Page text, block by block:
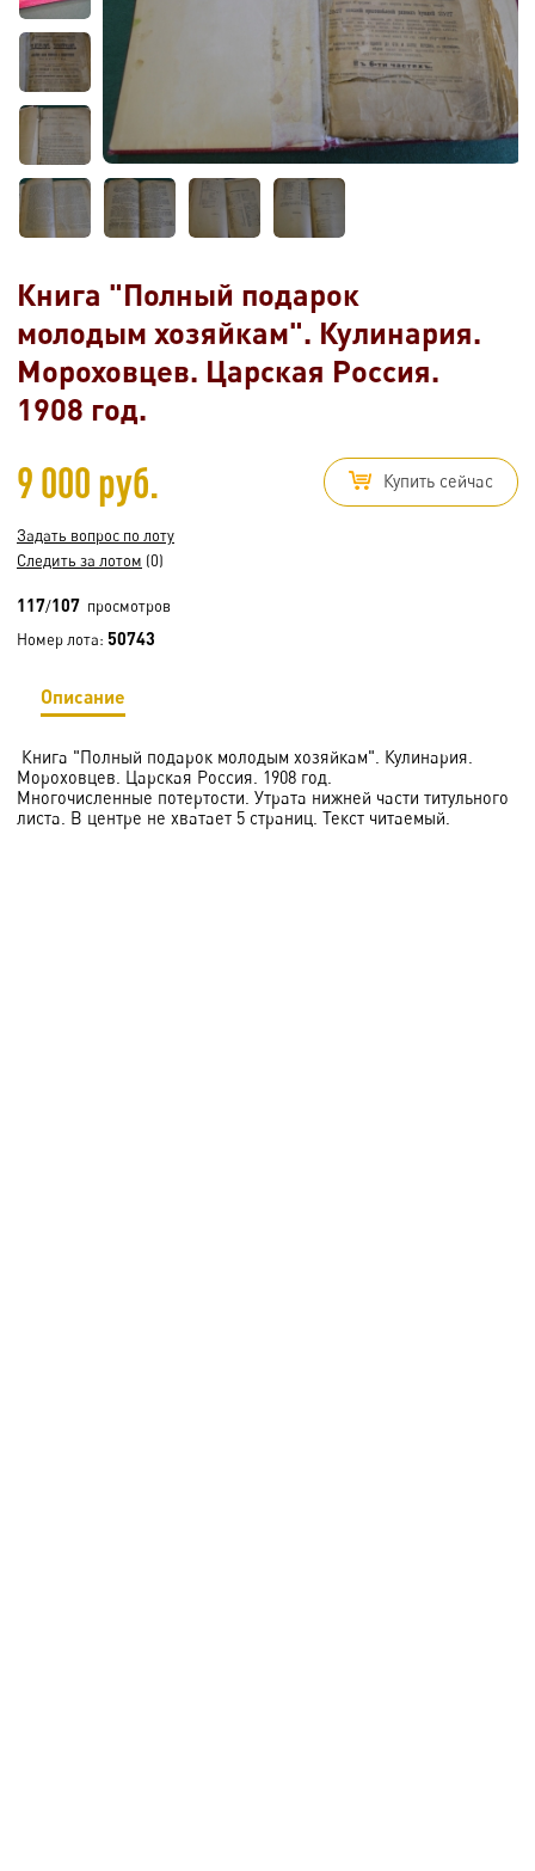
Книга "Полный подарок
молодым хозяйкам". Кулинария.
Мороховцев. Царская Россия.
1908 год.
9 000 руб. Купить сейчас
Задать вопрос по лоту
Следить за лотом (0)
117/107 просмотров
Номер лота: 50743
Описание
Книга "Полный подарок молодым хозяйкам". Кулинария.
Мороховцев. Царская Россия. 1908 год.
Многочисленные потертости. Утрата нижней части титульного
листа. В центре не хватает 5 страниц. Текст читаемый.